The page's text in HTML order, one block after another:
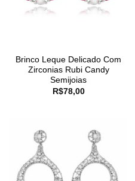
Brinco Leque Delicado Com
Zirconias Rubi Candy
Semijoias
R$78,00